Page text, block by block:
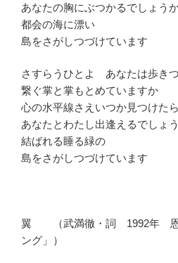
あなたの胸にぶつかるでしょう
都会の海に漂い
島をさがしつづけています
さすらうひとよ あなたは歩き
繋ぐ掌と掌もとめていますか
心の水平線さえいつか見つけたら
あなたとわたし出逢えるでしょ
結ばれる睡る緑の
島をさがしつづけています
翼 （武満徹・詞 1992年 恩
ング」）